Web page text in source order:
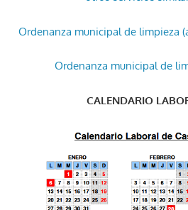
Ordenanza municipal de limpieza
Ordenanza municipal de
CALENDARIO